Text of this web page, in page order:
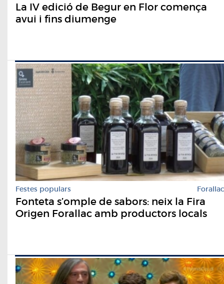
La IV edició de Begur en Flor comença
avui i fins diumenge
Festes populars Forallac
Fonteta s’omple de sabors: neix la Fira
Origen Forallac amb productors locals